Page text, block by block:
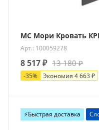
МС Мори Кровать
Арт.: 100059278
8 517₽ 13 180₽
-35% Экономия 4 663 ₽
Новинка
⚡️Быстрая доставка